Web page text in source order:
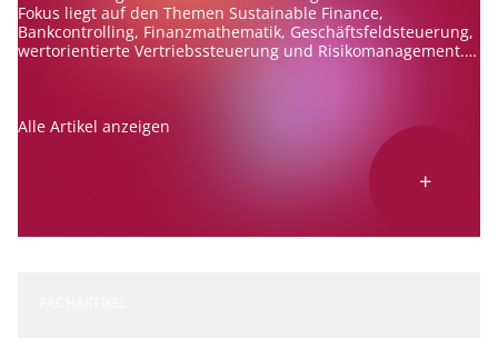
Fokus liegt auf den Themen Sustainable Finance,
Bankcontrolling, Finanzmathematik, Geschäftsfeldsteuerung,
wertorientierte Vertriebssteuerung und Risikomanagement.
Alle Artikel anzeigen
+